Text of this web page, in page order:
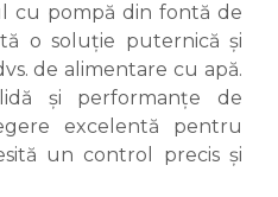
cu pompă din fontă de
o soluție puternică și
de alimentare cu apă.
și performanțe de
excelentă pentru
un control precis și